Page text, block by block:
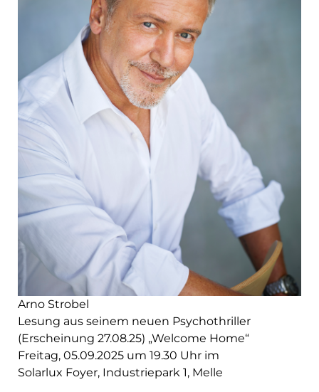
Arno Strobel
Lesung aus seinem neuen Psychothriller
(Erscheinung 27.08.25) „Welcome Home“
Freitag, 05.09.2025 um 19.30 Uhr im
Solarlux Foyer, Industriepark 1, Melle